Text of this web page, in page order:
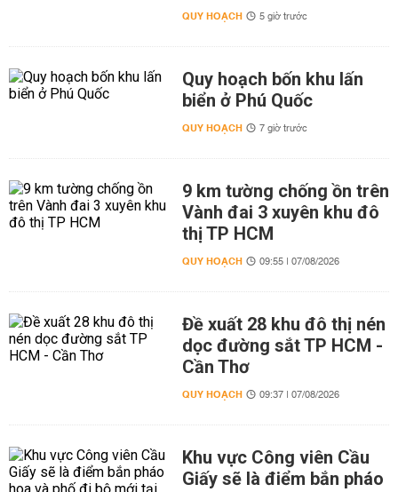
QUY HOẠCH 5 giờ trước
Quy hoạch bốn khu lấn
biển ở Phú Quốc
QUY HOẠCH 7 giờ trước
9 km tường chống ồn trên
Vành đai 3 xuyên khu đô
thị TP HCM
QUY HOẠCH 09:55 | 07/08/2026
Đề xuất 28 khu đô thị nén
dọc đường sắt TP HCM -
Cần Thơ
QUY HOẠCH 09:37 | 07/08/2026
Khu vực Công viên Cầu
Giấy sẽ là điểm bắn pháo